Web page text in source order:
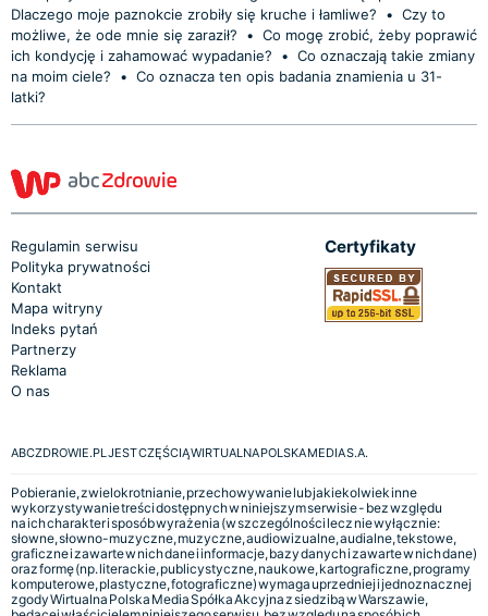
Dlaczego moje paznokcie zrobiły się kruche i łamliwe?
• Czy to
możliwe, że ode mnie się zaraził?
• Co mogę zrobić, żeby poprawić
ich kondycję i zahamować wypadanie?
• Co oznaczają takie zmiany
na moim ciele?
• Co oznacza ten opis badania znamienia u 31-
latki?
Regulamin serwisu
Polityka prywatności
Kontakt
Mapa witryny
Indeks pytań
Partnerzy
Reklama
O nas
Certyfikaty
ABCZDROWIE.PL JEST CZĘŚCIĄ WIRTUALNA POLSKA MEDIA S.A.
Pobieranie, zwielokrotnianie, przechowywanie lub jakiekolwiek inne
wykorzystywanie treści dostępnych w niniejszym serwisie - bez względu
na ich charakter i sposób wyrażenia (w szczególności lecz nie wyłącznie:
słowne, słowno-muzyczne, muzyczne, audiowizualne, audialne, tekstowe,
graficzne i zawarte w nich dane i informacje, bazy danych i zawarte w nich dane)
oraz formę (np. literackie, publicystyczne, naukowe, kartograficzne, programy
komputerowe, plastyczne, fotograficzne) wymaga uprzedniej i jednoznacznej
zgody Wirtualna Polska Media Spółka Akcyjna z siedzibą w Warszawie,